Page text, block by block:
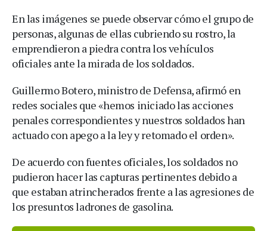
En las imágenes se puede observar cómo el grupo de
personas, algunas de ellas cubriendo su rostro, la
emprendieron a piedra contra los vehículos
oficiales ante la mirada de los soldados.
Guillermo Botero, ministro de Defensa, afirmó en
redes sociales que «hemos iniciado las acciones
penales correspondientes y nuestros soldados han
actuado con apego a la ley y retomado el orden».
De acuerdo con fuentes oficiales, los soldados no
pudieron hacer las capturas pertinentes debido a
que estaban atrincherados frente a las agresiones de
los presuntos ladrones de gasolina.